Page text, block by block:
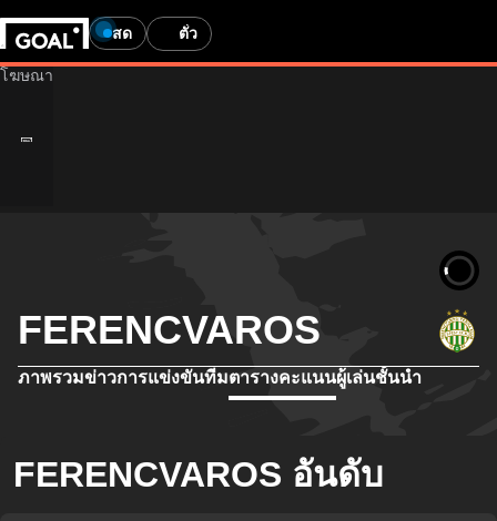
สด ตั๋ว
FERENCVAROS
ภาพรวมข่าวการแข่งขันทีมตารางคะแนนผู้เล่นชั้นนำ
FERENCVAROS อันดับ